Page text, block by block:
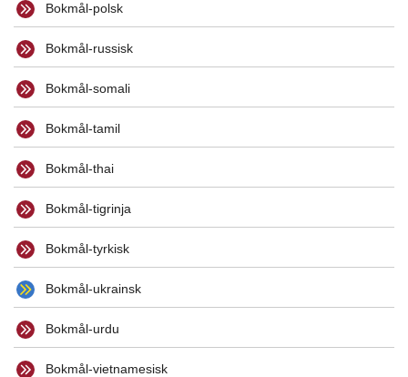
Bokmål-polsk
Bokmål-russisk
Bokmål-somali
Bokmål-tamil
Bokmål-thai
Bokmål-tigrinja
Bokmål-tyrkisk
Bokmål-ukrainsk
Bokmål-urdu
Bokmål-vietnamesisk